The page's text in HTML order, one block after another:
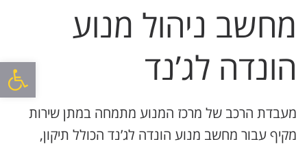
פתח
מחשב ניהול מנוע
הונדה לג’נד
מעבדת הרכב של מרכז המנוע מתמחה במתן שירות
מקיף עבור מחשב מנוע הונדה לג’נד הכולל תיקון,